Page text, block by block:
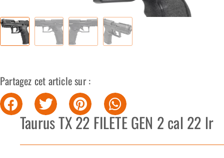
Partagez cet article sur :
Taurus TX 22 FILETE GEN 2 cal 22 lr